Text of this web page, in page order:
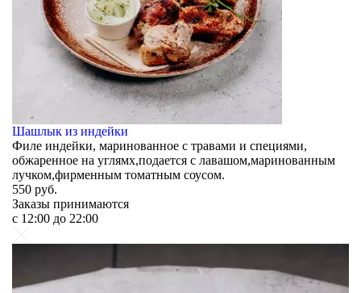
Шашлык из индейки
Филе индейки, маринованное с травами и специями,
обжаренное на углямх,подается с лавашом,маринованным
лучком,фирменным томатным соусом.
550 руб.
Заказы принимаются
c 12:00 до 22:00